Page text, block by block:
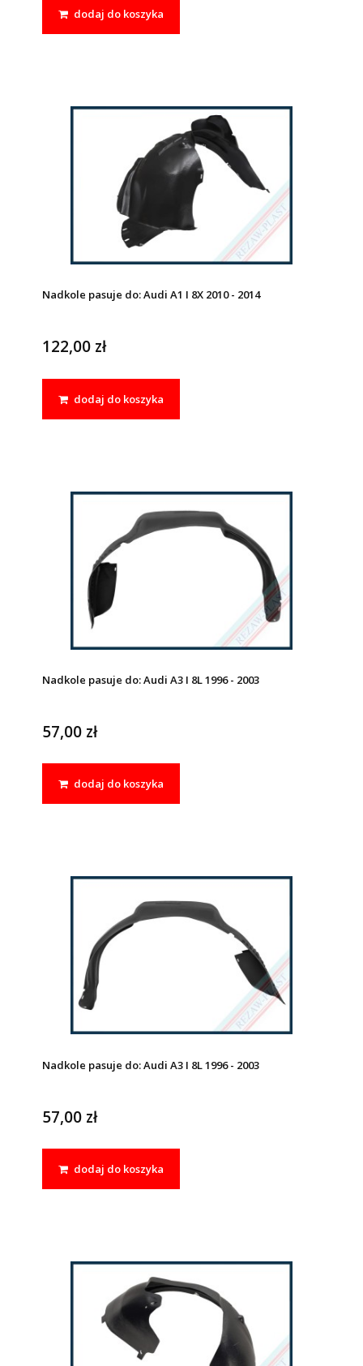
dodaj do koszyka
Nadkole pasuje do: Audi A1 I 8X 2010 - 2014
122,00 zł
dodaj do koszyka
Nadkole pasuje do: Audi A3 I 8L 1996 - 2003
57,00 zł
dodaj do koszyka
Nadkole pasuje do: Audi A3 I 8L 1996 - 2003
57,00 zł
dodaj do koszyka